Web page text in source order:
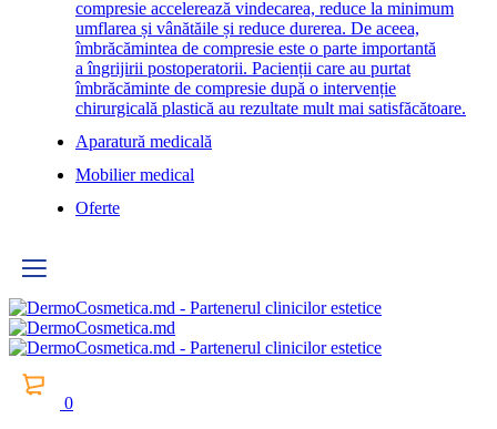
compresie accelerează vindecarea, reduce la minimum
umflarea și vânătăile și reduce durerea. De aceea,
îmbrăcămintea de compresie este o parte importantă
a îngrijirii postoperatorii. Pacienții care au purtat
îmbrăcăminte de compresie după o intervenție
chirurgicală plastică au rezultate mult mai satisfăcătoare.
Aparatură medicală
Mobilier medical
Oferte
0